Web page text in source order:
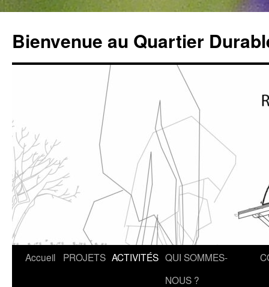
Bienvenue au Quartier
Aller
Accueil PROJETS ACTIVITÉS QUI SOMMES-
NOUS ?